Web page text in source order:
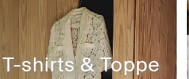
T-shirts & Toppe